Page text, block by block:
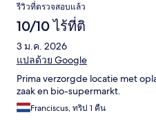
รีวิวที่ตรวจสอบแล้ว
10/10 ไร้ที่ติ
3 ม.ค. 2026
แปลด้วย Google
Prima verzorgde locatie met
zaak en bio-supermarkt.
Franciscus, ทริป 1 คืน